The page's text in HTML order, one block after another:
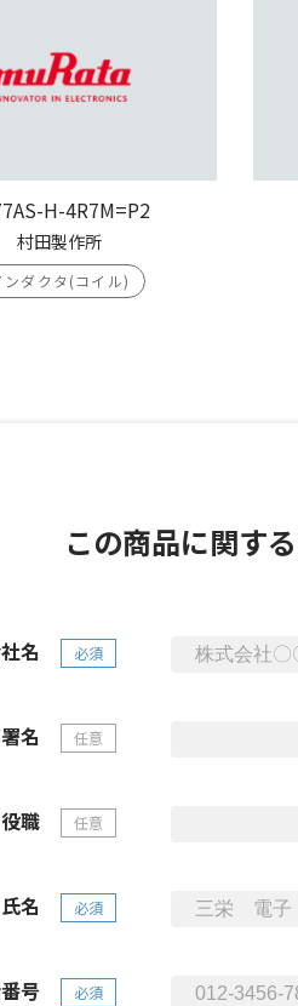
H-4R7M=P2
村田製作所
ンダクタ(コイル)
この商品に関する
名 必須
名 任意
役職 任意
氏名 必須
号 必須